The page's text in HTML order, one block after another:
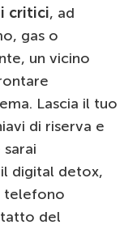
critici, ad
gas o
un vicino
Lascia il tuo
di riserva e
digital detox,
telefono
del